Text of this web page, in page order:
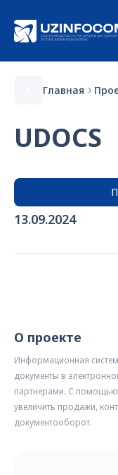
Главная
UDOCS
13.09.2024
О проекте
Информационная
документы в
партнерами. С помощью
увеличить продажи,
документооборот.